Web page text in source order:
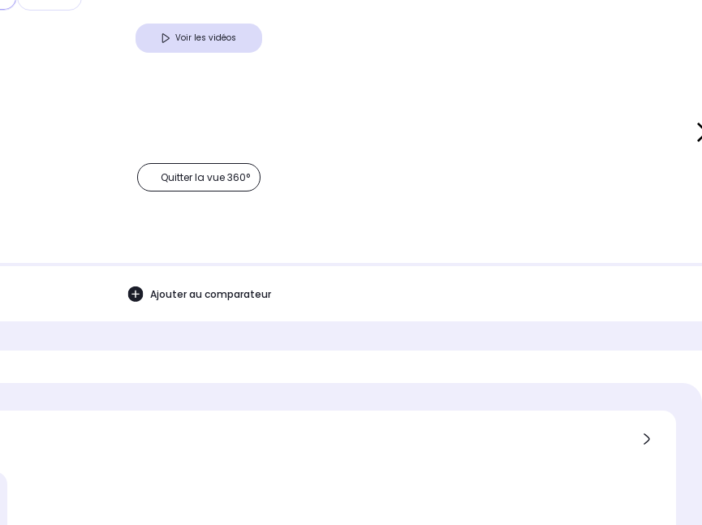
Voir les vidéos
Quitter la vue 360°
Ajouter au comparateur